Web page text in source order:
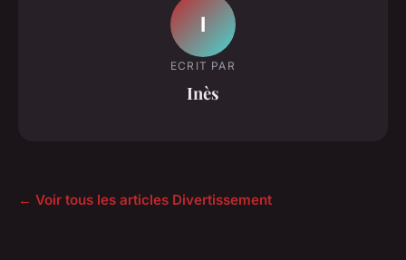
I
ECRIT PAR
Inès
← Voir tous les articles Divertissement